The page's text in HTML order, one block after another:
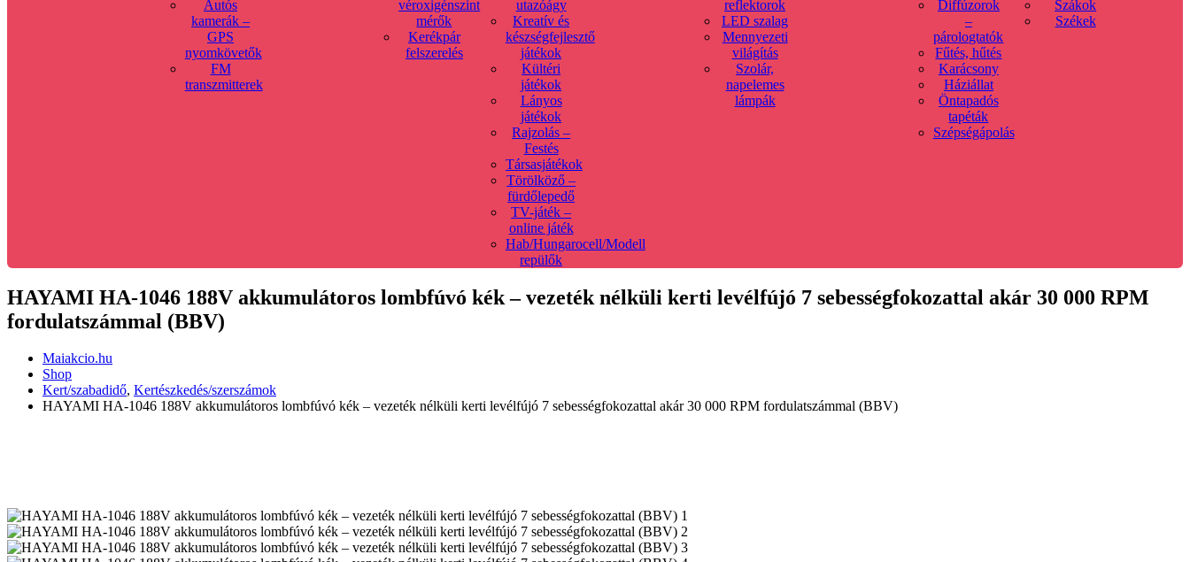
Autós
kamerák –
GPS
nyomkövetők
FM
transzmitterek
véroxigénszint
mérők
Kerékpár
felszerelés
utazóágy
Kreatív és
készségfejlesztő
játékok
Kültéri
játékok
Lányos
játékok
Rajzolás –
Festés
Társasjátékok
Törölköző –
fürdőlepedő
TV-játék –
online játék
Hab/Hungarocell/Modell
repülők
reflektorok
LED szalag
Mennyezeti
világítás
Szolár,
napelemes
lámpák
Diffúzorok
–
párologtatók
Fűtés, hűtés
Karácsony
Háziállat
Öntapadós
tapéták
Szépségápolás
Szákok
Székek
HAYAMI HA-1046 188V akkumulátoros lombfúvó kék – vezeték nélküli kerti levélfújó 7 sebességfokozattal akár 30 000 RPM
fordulatszámmal (BBV)
Maiakcio.hu
Shop
Kert/szabadidő, Kertészkedés/szerszámok
HAYAMI HA-1046 188V akkumulátoros lombfúvó kék – vezeték nélküli kerti levélfújó 7 sebességfokozattal akár 30 000 RPM fordulatszámmal (BBV)